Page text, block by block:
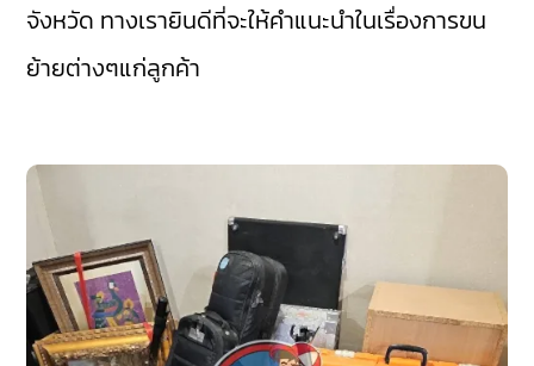
จังหวัด ทางเรายินดีที่จะให้คำแนะนำในเรื่องการขน
ย้ายต่างๆแก่ลูกค้า